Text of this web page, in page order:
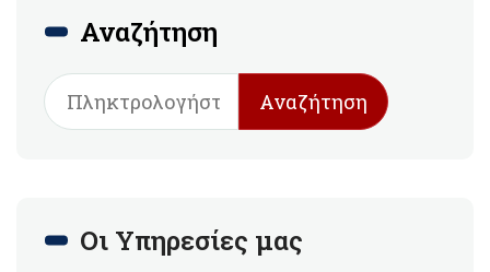
Αναζήτηση
Αναζήτηση
Οι Υπηρεσίες μας